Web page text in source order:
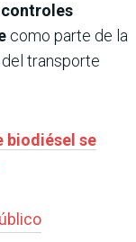
como parte de la
transporte
biodiésel se